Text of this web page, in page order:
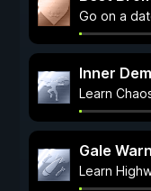
Go on a
Inner
Learn
Gale
Learn